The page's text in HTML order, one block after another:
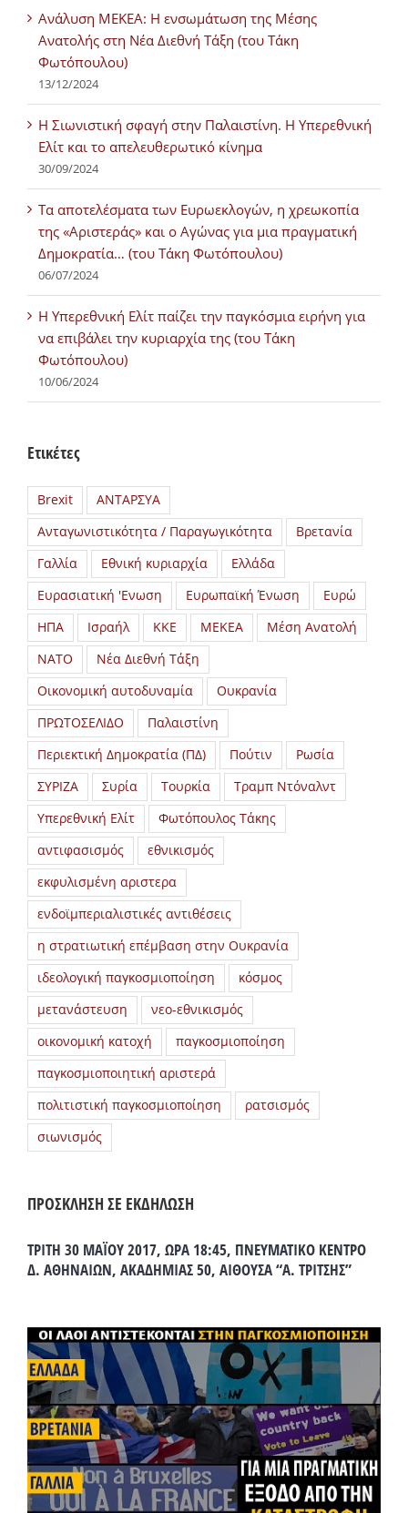
Ανάλυση ΜΕΚΕΑ: Η ενσωμάτωση της Μέσης
Ανατολής στη Νέα Διεθνή Τάξη (του Τάκη
Φωτόπουλου)
13/12/2024
Η Σιωνιστική σφαγή στην Παλαιστίνη. Η Υπερεθνική
Ελίτ και το απελευθερωτικό κίνημα
30/09/2024
Τα αποτελέσματα των Ευρωεκλογών, η χρεωκοπία
της «Αριστεράς» και ο Αγώνας για μια πραγματική
Δημοκρατία… (του Τάκη Φωτόπουλου)
06/07/2024
H Υπερεθνική Ελίτ παίζει την παγκόσμια ειρήνη για
να επιβάλει την κυριαρχία της (του Τάκη
Φωτόπουλου)
10/06/2024
Ετικέτες
Brexit
ΑΝΤΑΡΣΥΑ
Ανταγωνιστικότητα / Παραγωγικότητα
Βρετανία
Γαλλία
Εθνική κυριαρχία
Ελλάδα
Ευρασιατική 'Ενωση
Ευρωπαϊκή Ένωση
Ευρώ
ΗΠΑ
Ισραήλ ΚΚΕ ΜΕΚΕΑ
Μέση Ανατολή
ΝΑΤΟ
Νέα Διεθνή Τάξη
Οικονομική αυτοδυναμία
Ουκρανία
ΠΡΩΤΟΣΕΛΙΔΟ
Παλαιστίνη
Περιεκτική Δημοκρατία (ΠΔ)
Πούτιν
Ρωσία
ΣΥΡΙΖΑ
Συρία Τουρκία
Τραμπ Ντόναλντ
Υπερεθνική Ελίτ
Φωτόπουλος Τάκης
αντιφασισμός
εθνικισμός
εκφυλισμένη αριστερα
ενδοϊμπεριαλιστικές αντιθέσεις
η στρατιωτική επέμβαση στην Ουκρανία
ιδεολογική παγκοσμιοποίηση
κόσμος
μετανάστευση
νεο-εθνικισμός
οικονομική κατοχή
παγκοσμιοποίηση
παγκοσμιοποιητική αριστερά
πολιτιστική παγκοσμιοποίηση
ρατσισμός
σιωνισμός
ΠΡΟΣΚΛΗΣΗ ΣΕ ΕΚΔΗΛΩΣΗ
ΤΡΙΤΗ 30 ΜΑΪΟΥ 2017, ΩΡΑ 18:45, ΠΝΕΥΜΑΤΙΚΟ ΚΕΝΤΡΟ
Δ. ΑΘΗΝΑΙΩΝ, ΑΚΑΔΗΜΙΑΣ 50, ΑΙΘΟΥΣΑ “Α. ΤΡΙΤΣΗΣ”